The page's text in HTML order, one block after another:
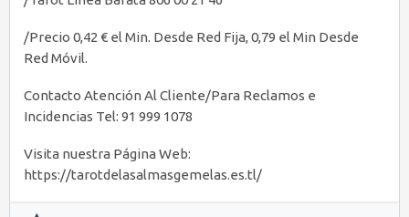
/Precio 0,42 € el Min. Desde Red Fija, 0,79 el Min Desde
Red Móvil.
Contacto Atención Al Cliente/Para Reclamos e
Incidencias Tel: 91 999 1078
Visita nuestra Página Web:
https://tarotdelasalmasgemelas.es.tl/